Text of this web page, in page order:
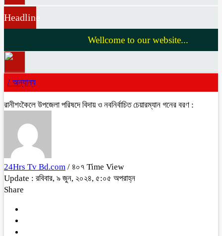
Headline
Wellcome to our website...
/ অন্যান্য
রানীশংকৈলে উপজেলা পরিষদে বিদায় ও নবনির্বাচিত চেয়ারম্যান গনের বরণ :
24Hrs Tv Bd.com / ৪০৭ Time View
Update : রবিবার, ৯ জুন, ২০২৪, ৫:০৫ অপরাহ্ন
Share